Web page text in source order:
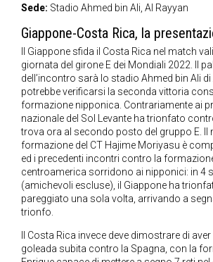
Sede: Stadio Ahmed bin Ali, Al Rayyan
Giappone-Costa Rica, la
Il Giappone sfida il Costa Rica nel match
giornata del girone E dei Mondiali 2022. Il
dell’incontro sarà lo stadio Ahmed bin Ali di
potrebbe verificarsi la seconda vittoria
formazione nipponica. Contrariamente ai
nazionale del Sol Levante ha trionfato
trova ora al secondo posto del gruppo E. Il
formazione del CT Hajime Moriyasu è
ed i precedenti incontri contro la
centroamerica sorridono ai nipponici: in 4
(amichevoli escluse), il Giappone ha
pareggiato una sola volta, arrivando a
trionfo.
Il Costa Rica invece deve dimostrare di
goleada subita contro la Spagna, con la